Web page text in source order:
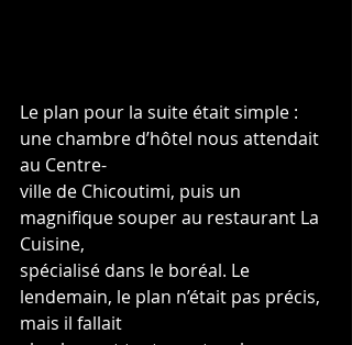
Le plan pour la suite était simple :
une chambre d’hôtel nous attendait
au Centre-
ville de Chicoutimi, puis un
magnifique souper au restaurant La
Cuisine,
spécialisé dans le boréal. Le
lendemain, le plan n’était pas précis,
mais il fallait